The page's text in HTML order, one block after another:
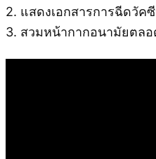
2. แสดงเอกสารการฉีดวัค
3. สวมหน้ากากอนามัยตลอ